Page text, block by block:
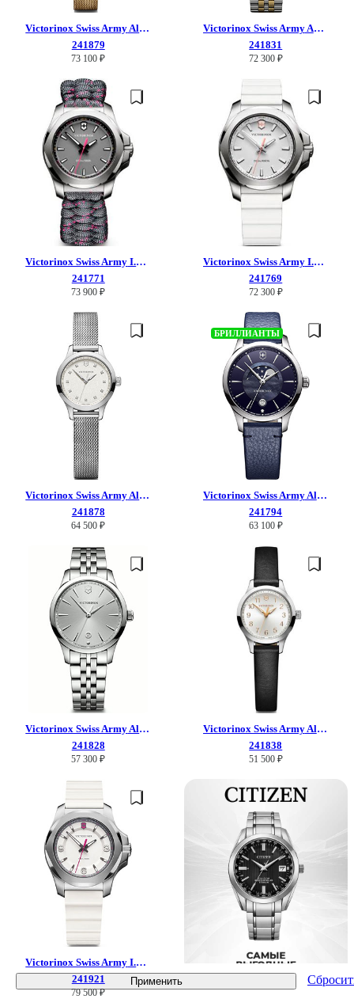
Применить
Victorinox Swiss ArmyAlliance
241879
73 100 ₽
Victorinox Swiss ArmyALLIANCE
241831
72 300 ₽
Victorinox Swiss Army I.N.O.X. V
241771
73 900 ₽
Victorinox Swiss ArmyI.N.O.X. V
241769
72 300 ₽
Victorinox Swiss ArmyAlliance
241878
64 500 ₽
БРИЛЛИАНТЫ
Victorinox Swiss ArmyAlliance
241794
63 100 ₽
Victorinox Swiss ArmyAlliance
241828
57 300 ₽
Victorinox Swiss ArmyAlliance
241838
51 500 ₽
Victorinox Swiss Army I.N.O.X. V
241921
79 500 ₽